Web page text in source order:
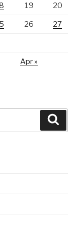
19 20
26 27
Apr »